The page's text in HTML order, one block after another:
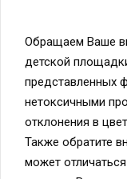
Обращаем Ваше
детской
представленных
нетоксичными
отклонения в
Также обратите
может